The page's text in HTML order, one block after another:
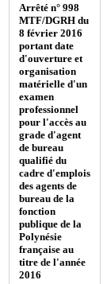
Arrêté n° 998
MTF/DGRH du
8 février 2016
portant date
d'ouverture et
organisation
matérielle d'un
examen
professionnel
pour l'accès au
grade d'agent
de bureau
qualifié du
cadre d'emplois
des agents de
bureau de la
fonction
publique de la
Polynésie
française au
titre de l'année
2016